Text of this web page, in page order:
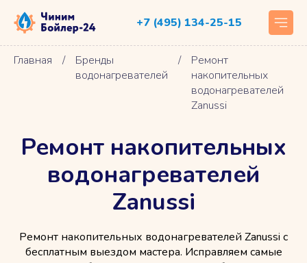
+7 (495) 134-25-15
Главная /
Бренды
водонагревателей
/
Ремонт
накопительных
водонагревателей
Zanussi
Ремонт накопительных
водонагревателей
Zanussi
Ремонт накопительных водонагревателей Zanussi с
бесплатным выездом мастера. Исправляем самые